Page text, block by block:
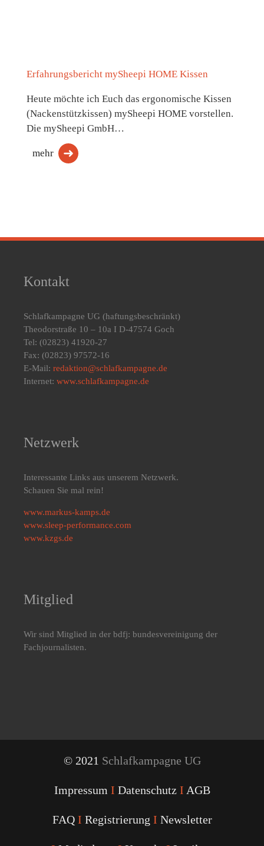
Erfahrungsbericht mySheepi HOME Kissen
Heute möchte ich Euch das ergonomische Kissen
(Nackenstützkissen) mySheepi HOME vorstellen.
Die mySheepi GmbH…
mehr
Kontakt
Schlafkampagne UG (haftungsbeschränkt)
Theodorstraße 10 – 10a I D-47574 Goch
Tel: (02823) 41920-27
Fax: (02823) 97572-16
E-Mail: redaktion@schlafkampagne.de
Internet: www.schlafkampagne.de
Netzwerk
Interessante Links aus unserem Netzwerk.
Schauen Sie mal rein!
www.markus-kamps.de
www.sleep-performance.com
www.kzgs.de
Mitglied
Wir sind Mitglied in der bdfj: bundesvereinigung der
Fachjournalisten.
© 2021 Schlafkampagne UG
Impressum I Datenschutz I AGB
FAQ I Registrierung I Newsletter